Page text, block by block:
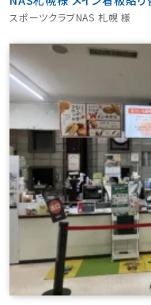
スポーツクラブNAS 札幌 様